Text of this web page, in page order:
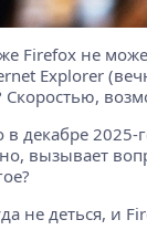
Firefox не
Explorer
Скоростью,
в декабре
вызывает
не деться, и